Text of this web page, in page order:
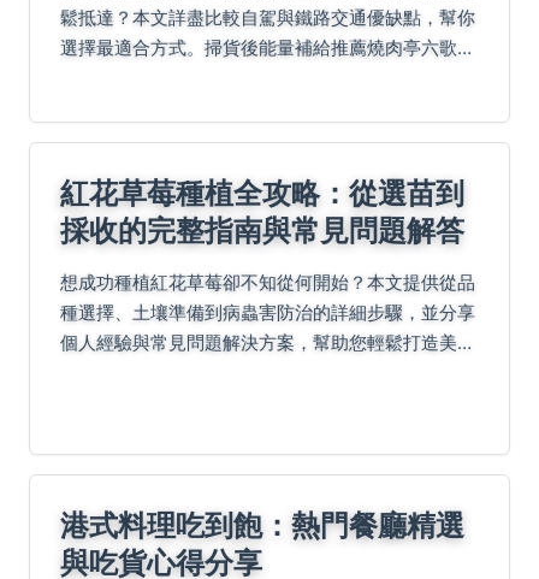
鬆抵達？本文詳盡比較自駕與鐵路交通優缺點，幫你
選擇最適合方式。掃貨後能量補給推薦燒肉亭六歌仙
紅花草莓種植全攻略：從選苗到
採收的完整指南與常見問題解答
想成功種植紅花草莓卻不知從何開始？本文提供從品
種選擇、土壤準備到病蟲害防治的詳細步驟，並分享
個人經驗與常見問題解決方案，幫助您輕鬆打造美麗
港式料理吃到飽：熱門餐廳精選
與吃貨心得分享